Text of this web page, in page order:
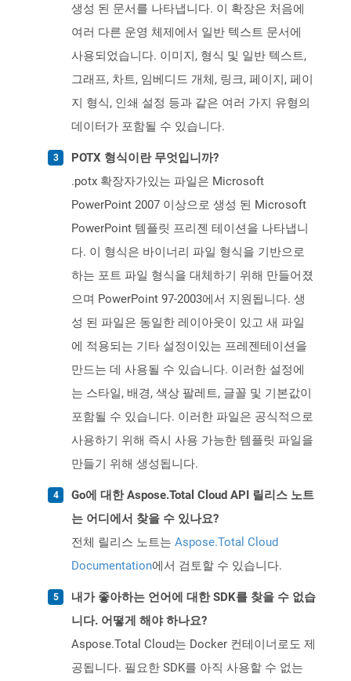
생성 된 문서를 나타냅니다. 이 확장은 처음에
여러 다른 운영 체제에서 일반 텍스트 문서에
사용되었습니다. 이미지, 형식 및 일반 텍스트,
그래프, 차트, 임베디드 개체, 링크, 페이지, 페이
지 형식, 인쇄 설정 등과 같은 여러 가지 유형의
데이터가 포함될 수 있습니다.
POTX 형식이란 무엇입니까?
.potx 확장자가있는 파일은 Microsoft
PowerPoint 2007 이상으로 생성 된 Microsoft
PowerPoint 템플릿 프리젠 테이션을 나타냅니
다. 이 형식은 바이너리 파일 형식을 기반으로
하는 포트 파일 형식을 대체하기 위해 만들어졌
으며 PowerPoint 97-2003에서 지원됩니다. 생
성 된 파일은 동일한 레이아웃이 있고 새 파일
에 적용되는 기타 설정이있는 프레젠테이션을
만드는 데 사용될 수 있습니다. 이러한 설정에
는 스타일, 배경, 색상 팔레트, 글꼴 및 기본값이
포함될 수 있습니다. 이러한 파일은 공식적으로
사용하기 위해 즉시 사용 가능한 템플릿 파일을
만들기 위해 생성됩니다.
Go에 대한 Aspose.Total Cloud API 릴리스 노트
는 어디에서 찾을 수 있나요?
전체 릴리스 노트는 Aspose.Total Cloud
Documentation에서 검토할 수 있습니다.
내가 좋아하는 언어에 대한 SDK를 찾을 수 없습
니다. 어떻게 해야 하나요?
Aspose.Total Cloud는 Docker 컨테이너로도 제
공됩니다. 필요한 SDK를 아직 사용할 수 없는